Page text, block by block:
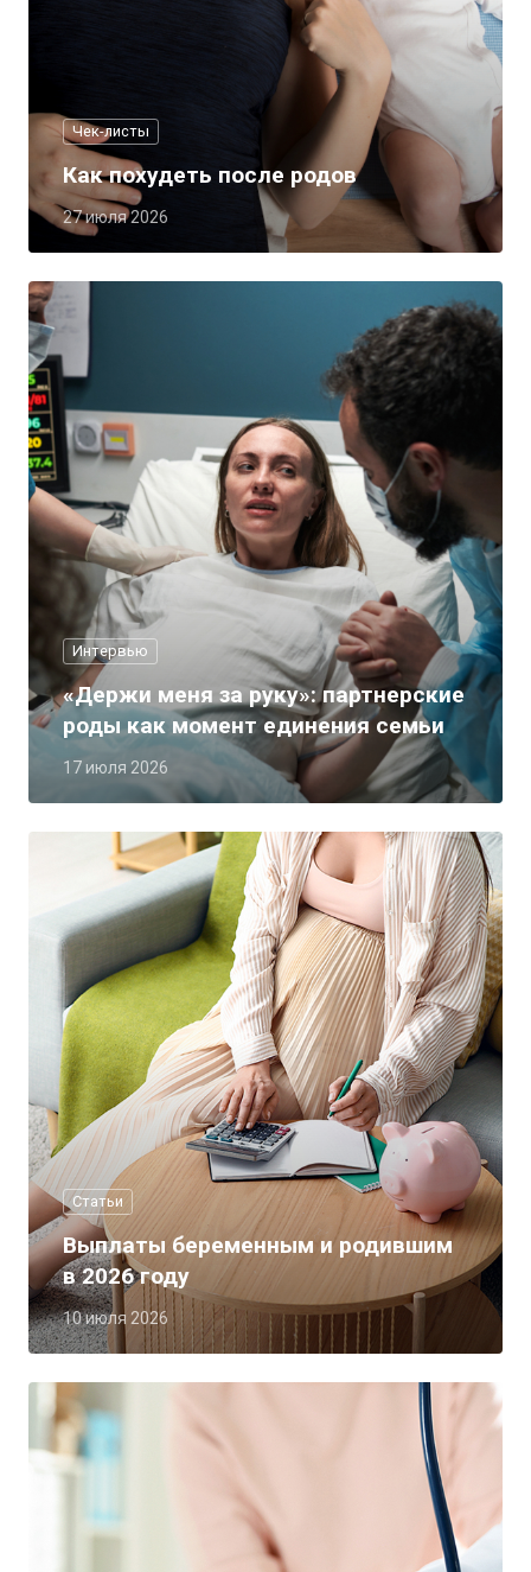
Чек-листы
27 июля 2026
Как похудеть после родов
Интервью
17 июля 2026
«Держи меня за руку»: партнерские
роды как момент единения семьи
Статьи
10 июля 2026
Выплаты беременным и родившим
в 2026 году